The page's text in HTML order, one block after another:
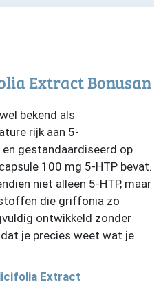
Extract Bonusan
bekend als
rijk aan 5-
gestandaardiseerd op
100 mg 5-HTP bevat.
niet alleen 5-HTP, maar
die griffonia zo
ontwikkeld zonder
je precies weet wat je
Extract